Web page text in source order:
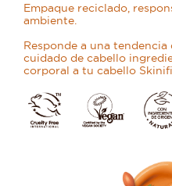
Empaque reciclado,
ambiente.
Responde a una
cuidado de cabello
corporal a tu cabello